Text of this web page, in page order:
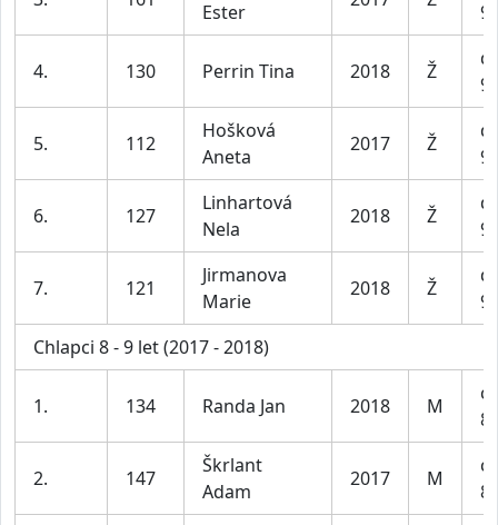
Ester
9
4. 130 Perrin Tina 2018 Ž
9
5. 112
Hošková
Aneta
2017 Ž
9
6. 127
Linhartová
Nela
2018 Ž
9
7. 121
Jirmanova
Marie
2018 Ž
9
Chlapci 8 - 9 let (2017 - 2018)
1. 134 Randa Jan 2018 M
2. 147
Škrlant
Adam
2017 M